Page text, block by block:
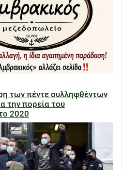
των πέντε συλληφθέντων
την πορεία του
2020